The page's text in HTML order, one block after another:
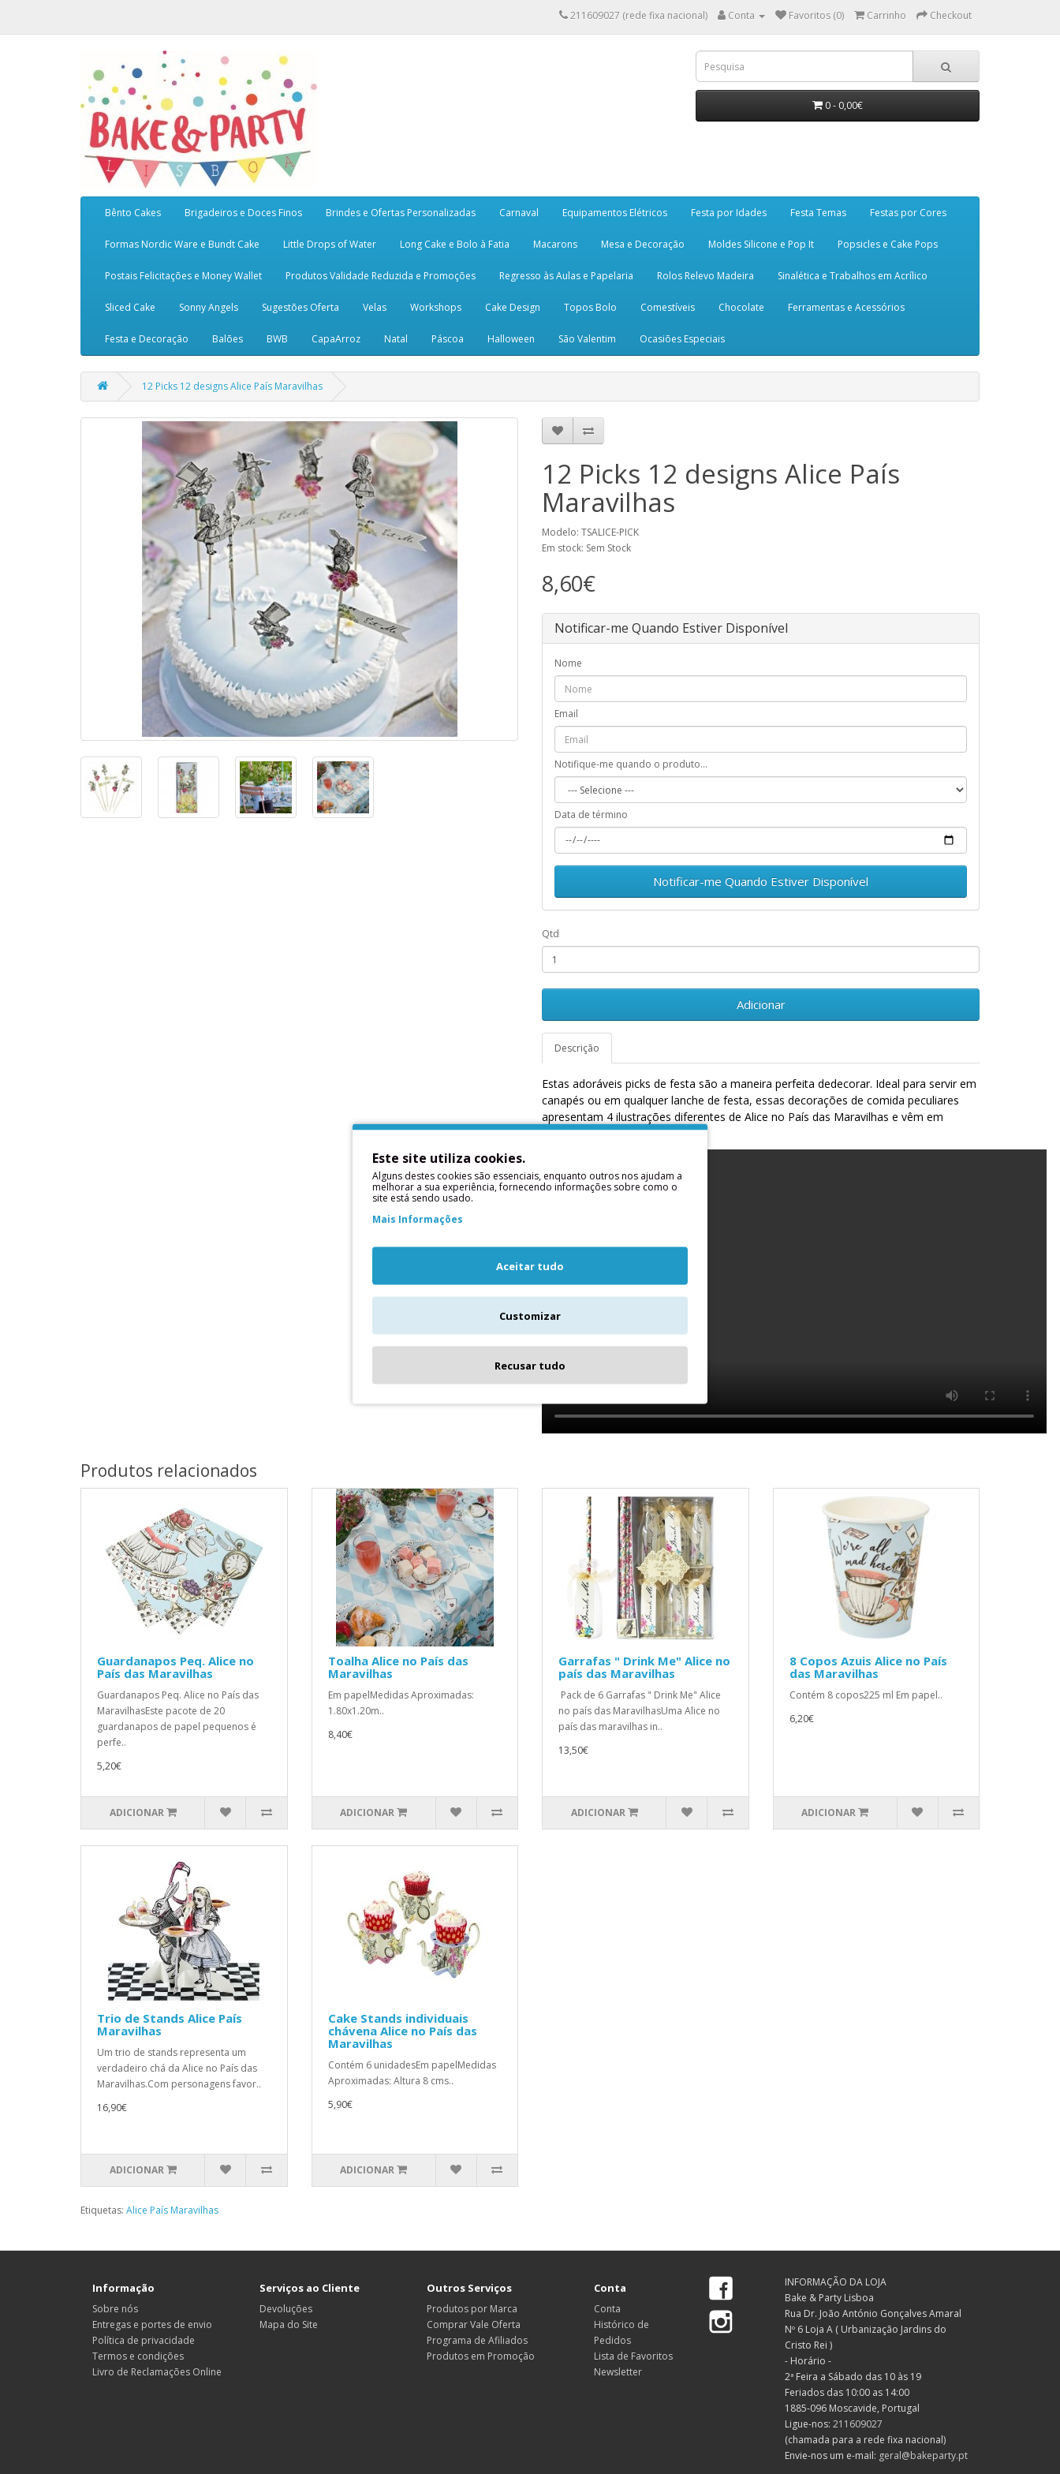
211609027 (rede fixa nacional) Conta Favoritos (0) Carrinho Checkout
0 - 0,00€
Bênto Cakes Brigadeiros e Doces Finos Brindes e Ofertas Personalizadas Carnaval Equipamentos Elétricos Festa por Idades Festa Temas Festas por Cores
Formas Nordic Ware e Bundt Cake Little Drops of Water Long Cake e Bolo à Fatia Macarons Mesa e Decoração Moldes Silicone e Pop It Popsicles e Cake Pops
Postais Felicitações e Money Wallet Produtos Validade Reduzida e Promoções Regresso às Aulas e Papelaria Rolos Relevo Madeira Sinalética e Trabalhos em Acrílico
Sliced Cake Sonny Angels Sugestões Oferta Velas Workshops Cake Design Topos Bolo Comestíveis Chocolate Ferramentas e Acessórios
Festa e Decoração Balões BWB CapaArroz Natal Páscoa Halloween São Valentim Ocasiões Especiais
12 Picks 12 designs Alice País Maravilhas
12 Picks 12 designs Alice País
Maravilhas
Modelo: TSALICE-PICK
Em stock: Sem Stock
8,60€
Notificar-me Quando Estiver Disponível
Nome
Email
Notifique-me quando o produto...
Data de término
Notificar-me Quando Estiver Disponível
Qtd
Adicionar
Descrição
Estas adoráveis picks de festa são a maneira perfeita dedecorar. Ideal para servir em
canapés ou em qualquer lanche de festa, essas decorações de comida peculiares
apresentam 4 ilustrações diferentes de Alice no País das Maravilhas e vêm em
embalagens de 12.
Produtos relacionados
Guardanapos Peq. Alice no
País das Maravilhas
Guardanapos Peq. Alice no País das
MaravilhasEste pacote de 20
guardanapos de papel pequenos é
perfe..
5,20€
ADICIONAR
Toalha Alice no País das
Maravilhas
Em papelMedidas Aproximadas:
1.80x1.20m..
8,40€
ADICIONAR
Garrafas " Drink Me" Alice no
país das Maravilhas
Pack de 6 Garrafas " Drink Me" Alice
no país das MaravilhasUma Alice no
país das maravilhas in..
13,50€
ADICIONAR
8 Copos Azuis Alice no País
das Maravilhas
Contém 8 copos225 ml Em papel..
6,20€
ADICIONAR
Trio de Stands Alice País
Maravilhas
Um trio de stands representa um
verdadeiro chá da Alice no País das
Maravilhas.Com personagens favor..
16,90€
ADICIONAR
Cake Stands individuais
chávena Alice no País das
Maravilhas
Contém 6 unidadesEm papelMedidas
Aproximadas: Altura 8 cms..
5,90€
ADICIONAR
Etiquetas: Alice País Maravilhas
Informação
Sobre nós
Entregas e portes de envio
Política de privacidade
Termos e condições
Livro de Reclamações Online
Serviços ao Cliente
Devoluções
Mapa do Site
Outros Serviços
Produtos por Marca
Comprar Vale Oferta
Programa de Afiliados
Produtos em Promoção
Conta
Conta
Histórico de
Pedidos
Lista de Favoritos
Newsletter
INFORMAÇÃO DA LOJA
Bake & Party Lisboa
Rua Dr. João António Gonçalves Amaral
Nº 6 Loja A ( Urbanização Jardins do
Cristo Rei )
- Horário -
2ª Feira a Sábado das 10 às 19
Feriados das 10:00 as 14:00
1885-096 Moscavide, Portugal
Ligue-nos: 211609027
(chamada para a rede fixa nacional)
Envie-nos um e-mail: geral@bakeparty.pt
Este site utiliza cookies.
Alguns destes cookies são essenciais, enquanto outros nos ajudam a
melhorar a sua experiência, fornecendo informações sobre como o
site está sendo usado.
Mais Informações
Aceitar tudo
Customizar
Recusar tudo